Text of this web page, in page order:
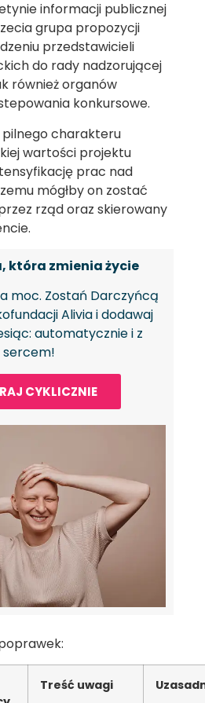
informacji publicznej
grupa propozycji
przedstawicieli
do rady nadzorującej
również organów
konkursowe.
charakteru
wartości projektu
prac nad
mógłby on zostać
rząd oraz skierowany
która zmienia życie
moc. Zostań Darczyńcą
Alivia i dodawaj
automatycznie i z
sercem!
CYKLICZNIE
Treść uwagi